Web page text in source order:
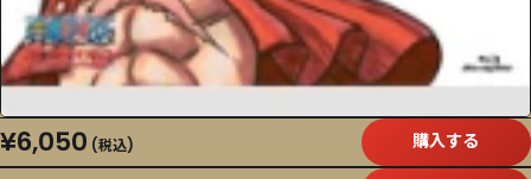
¥6,050 (税込) 購入する